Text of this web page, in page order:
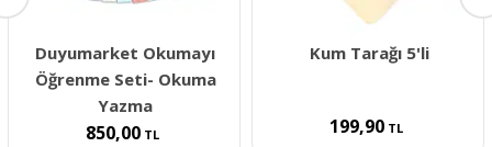
Duyumarket Okumayı
Öğrenme Seti- Okuma
Yazma
850,00 TL
Kum Tarağı 5'li
199,90 TL